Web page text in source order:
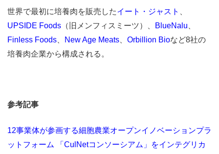
世界で最初に培養肉を販売したイート・ジャスト
UPSIDE Foods （旧メンフィスミーツ）、 BlueNalu
Finless Foods
New Age Meats Orbillion Bioなど8社の
培養肉企業から構成される。
参考記事
12事業体が参画する細胞農業オープンイノベーションプラ
ットフォーム 「CulNetコンソーシアム」をインテグリカ